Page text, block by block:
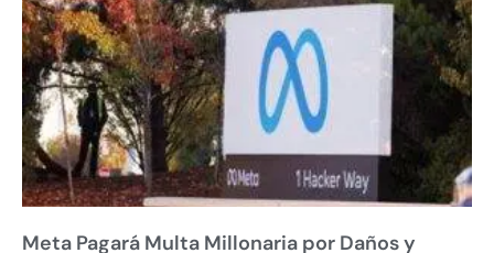
Meta Pagará Multa Millonaria por Daños y